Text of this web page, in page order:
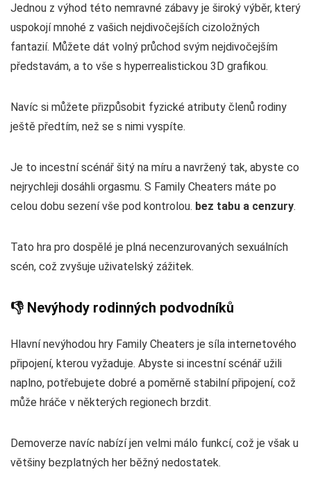
Jednou z výhod této nemravné zábavy je široký výběr, který
uspokojí mnohé z vašich nejdivočejších cizoložných
fantazií. Můžete dát volný průchod svým nejdivočejším
představám, a to vše s hyperrealistickou 3D grafikou.
Navíc si můžete přizpůsobit fyzické atributy členů rodiny
ještě předtím, než se s nimi vyspíte.
Je to incestní scénář šitý na míru a navržený tak, abyste co
nejrychleji dosáhli orgasmu. S Family Cheaters máte po
celou dobu sezení vše pod kontrolou. bez tabu a cenzury.
Tato hra pro dospělé je plná necenzurovaných sexuálních
scén, což zvyšuje uživatelský zážitek.
👎 Nevýhody rodinných podvodníků
Hlavní nevýhodou hry Family Cheaters je síla internetového
připojení, kterou vyžaduje. Abyste si incestní scénář užili
naplno, potřebujete dobré a poměrně stabilní připojení, což
může hráče v některých regionech brzdit.
Demoverze navíc nabízí jen velmi málo funkcí, což je však u
většiny bezplatných her běžný nedostatek.